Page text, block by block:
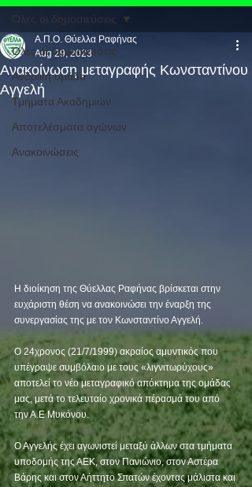
Όλες οι δημοσιεύσεις
Ανδρική ομάδα
Τμήματα Ακαδημιών
Αποτελέσματα αγώνων
Ανακοινώσεις
Όλες οι δημοσιεύσεις
Ανακοίνωση μεταγραφής Κωνσταντίνου
Αγγελή
Α.Π.Ο. Θύελλα Ραφήνας
Aug 29, 2023
Η διοίκηση της Θύελλας Ραφήνας βρίσκεται στην
ευχάριστη θέση να ανακοινώσει την έναρξη της
συνεργασίας της με τον Κωνσταντίνο Αγγελή.
Ο 24χρονος (21/7/1999) ακραίος αμυντικός που
υπέγραψε συμβόλαιο με τους «λιγνιτωρύχους»
αποτελεί το νέο μεταγραφικό απόκτημα της ομάδας
μας, μετά το τελευταίο χρονικά πέρασμά του από
την Α.Ε Μυκόνου.
Ο Αγγελής έχει αγωνιστεί μεταξύ άλλων στα τμήματα
υποδομής της ΑΕΚ, στον Πανιώνιο, στον Αστέρα
Βάρης και στον Αήττητο Σπατών έχοντας μάλιστα και